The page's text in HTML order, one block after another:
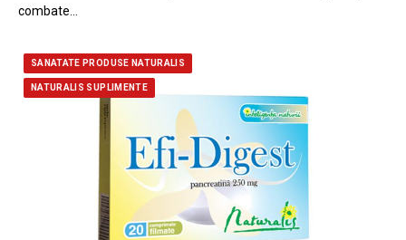
combate…
SANATATE PRODUSE NATURALIS
NATURALIS SUPLIMENTE